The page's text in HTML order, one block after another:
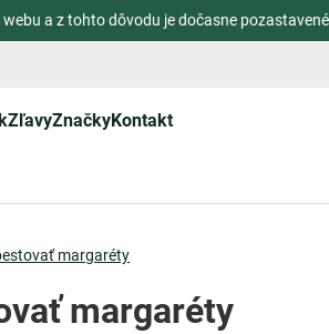
a z tohto dôvodu je dočasne
ZľavyZnačkyKontakt
margaréty
margaréty